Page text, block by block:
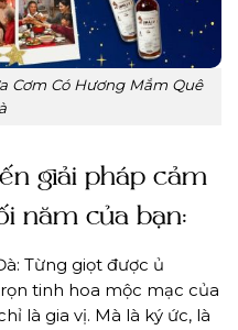
Cơm Có Hương Mắm Quê
giải pháp cảm
năm của bạn:
Từng giọt được ủ
tinh hoa mộc mạc của
là gia vị. Mà là ký ức, là